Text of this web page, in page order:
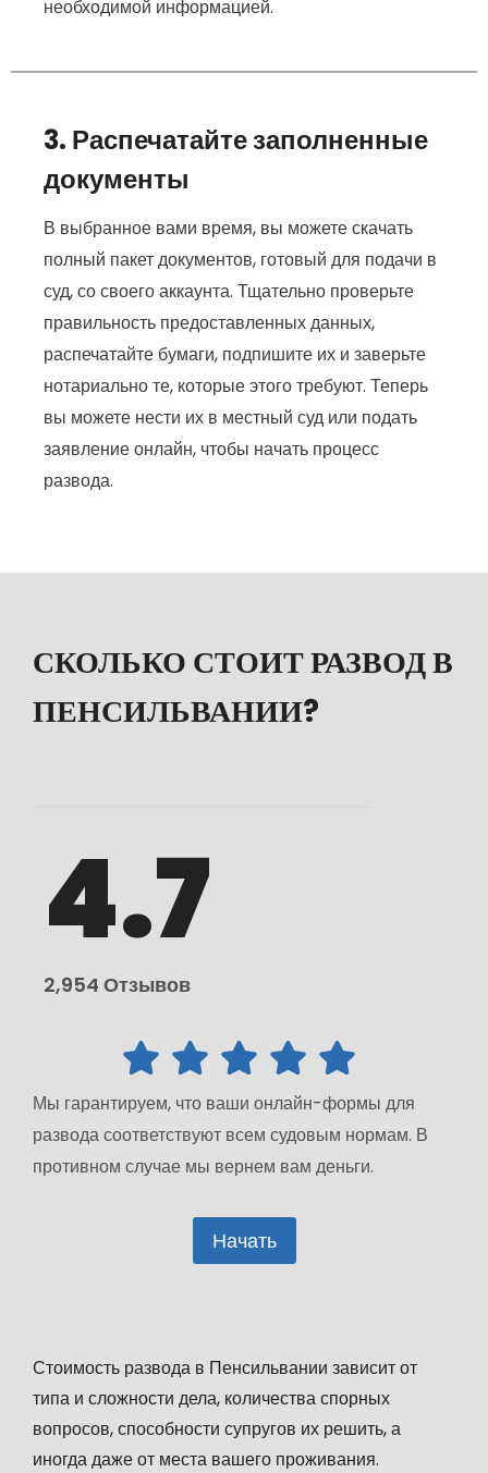
необходимой информацией.
3. Распечатайте заполненные
документы
В выбранное вами время, вы можете скачать
полный пакет документов, готовый для подачи в
суд, со своего аккаунта. Тщательно проверьте
правильность предоставленных данных,
распечатайте бумаги, подпишите их и заверьте
нотариально те, которые этого требуют. Теперь
вы можете нести их в местный суд или подать
заявление онлайн, чтобы начать процесс
развода.
СКОЛЬКО СТОИТ РАЗВОД В
ПЕНСИЛЬВАНИИ?
4.7
2,954 Отзывов
Мы гарантируем, что ваши онлайн-формы для
развода соответствуют всем судовым нормам. В
противном случае мы вернем вам деньги.
Начать
Стоимость развода в Пенсильвании зависит от
типа и сложности дела, количества спорных
вопросов, способности супругов их решить, а
иногда даже от места вашего проживания.